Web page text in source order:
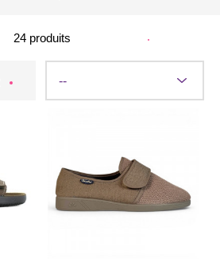
24 produits